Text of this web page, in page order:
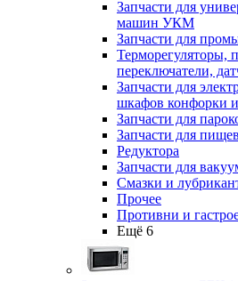
Запчасти для
машин УКМ
Запчасти для
Терморегуляторы,
переключатели,
Запчасти для
шкафов конфорки
Запчасти для
Запчасти для
Редуктора
Запчасти для
Смазки и
Прочее
Противни и
Ещё 6